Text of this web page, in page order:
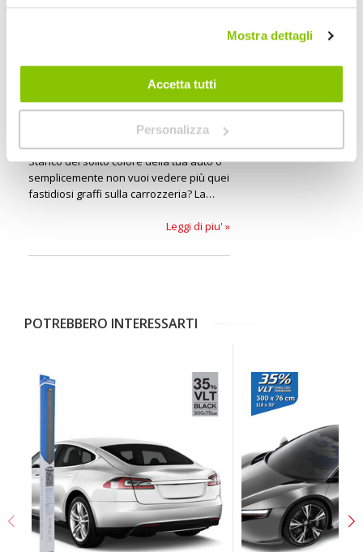
Mostra dettagli
Accetta tutti
Personalizza
pellicole wrapping e vetro
Nexus
Stanco del solito colore della tua auto o
semplicemente non vuoi vedere più quei
fastidiosi graffi sulla carrozzeria? La
pellicole vetro e pellicole vetro NEXUS.
Leggi di piu' »
POTREBBERO INTERESSARTI